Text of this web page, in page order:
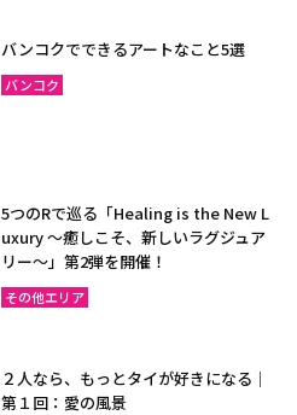
バンコクでできるアートなこと5選
バンコク
5つのRで巡る「Healing is the New L
uxury ～癒しこそ、新しいラグジュア
リー〜」第2弾を開催！
その他エリア
２人なら、もっとタイが好きになる｜
第１回：愛の風景